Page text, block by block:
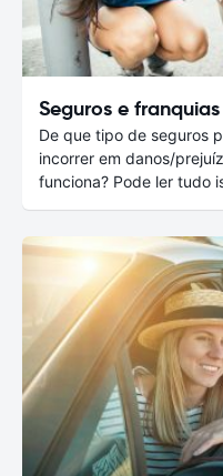
Seguros e franquias
De que tipo de seguros
incorrer em danos/
funciona? Pode ler tudo